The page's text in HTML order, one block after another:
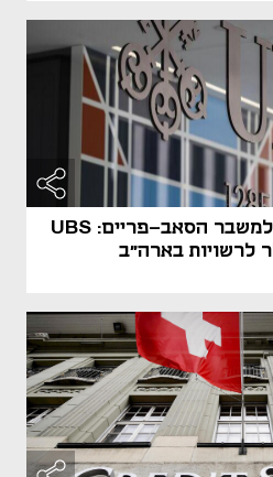
ההסדר האחרון בנוגע למשבר הסאב-פריים: UBS